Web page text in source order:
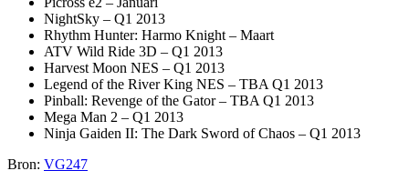
NightSky – Q1 2013
Rhythm Hunter: Harmo Knight – Maart
ATV Wild Ride 3D – Q1 2013
Harvest Moon NES – Q1 2013
Legend of the River King NES – TBA Q1 2013
Pinball: Revenge of the Gator – TBA Q1 2013
Mega Man 2 – Q1 2013
Ninja Gaiden II: The Dark Sword of Chaos – Q1 2013
Bron: VG247